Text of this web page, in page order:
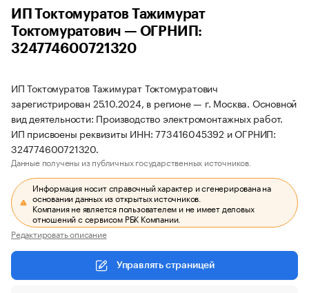
ИП Токтомуратов Тажимурат
Токтомуратович — ОГРНИП:
324774600721320
ИП Токтомуратов Тажимурат Токтомуратович
зарегистрирован 25.10.2024, в регионе — г. Москва. Основной
вид деятельности: Производство электромонтажных работ.
ИП присвоены реквизиты ИНН: 773416045392 и ОГРНИП:
324774600721320.
Данные получены из публичных государственных источников.
Информация носит справочный характер и сгенерирована на
основании данных из открытых источников.
Компания не является пользователем и не имеет деловых
отношений с сервисом РБК Компании.
Редактировать описание
Управлять страницей